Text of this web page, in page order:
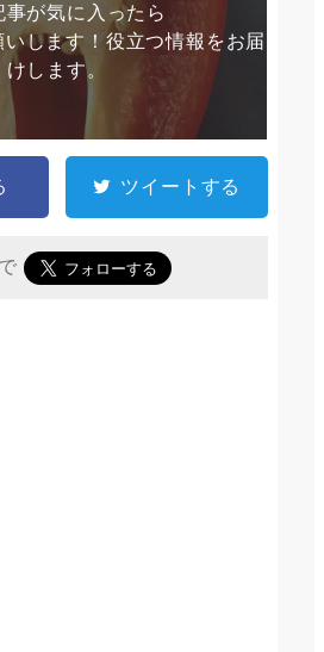
事が気に入ったら
いします！役立つ情報をお届
けします。
ツイートする